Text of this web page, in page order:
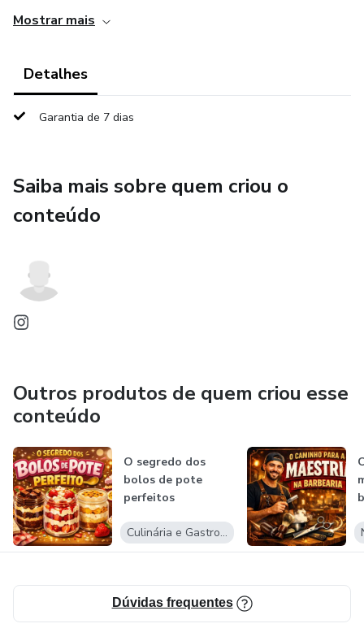
sono. Tudo explicado com uma linguagem clara, prática e
Mostrar mais
Detalhes
Garantia de 7 dias
Saiba mais sobre quem criou o
conteúdo
Outros produtos de quem criou esse
conteúdo
O segredo dos
bolos de pote
perfeitos
Culinária e Gastronomia
Dúvidas frequentes